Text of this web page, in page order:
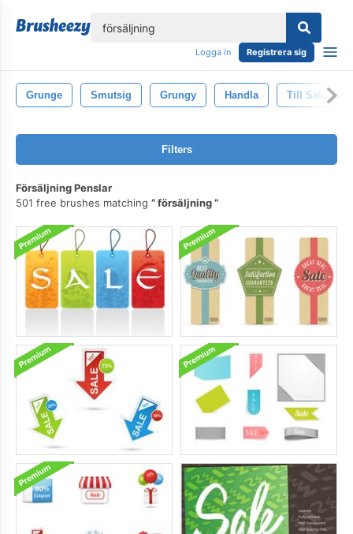
Logga in Registrera sig
Grunge Smutsig Grungy Handla Till Salu
Filters
Försäljning Penslar
501 free brushes matching
försäljning